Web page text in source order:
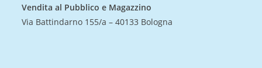
Vendita al Pubblico e Magazzino
Via Battindarno 155/a – 40133 Bologna